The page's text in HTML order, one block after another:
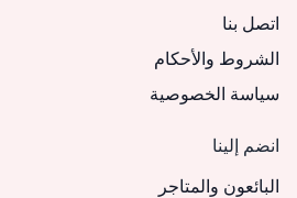
اتصل بنا
الشروط والأحكام
سياسة الخصوصية
انضم إلينا
البائعون والمتاجر